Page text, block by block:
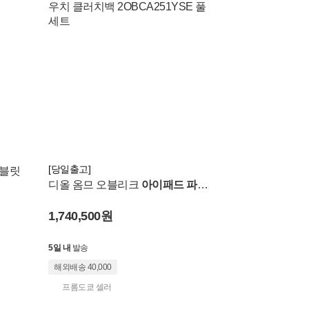
릿 [당일출고]
디올 옴므 오블리크 아이패드 파우
트
1,740,500원
5일 내 발송
해외배송 40,000
프롬도쿄 셀러